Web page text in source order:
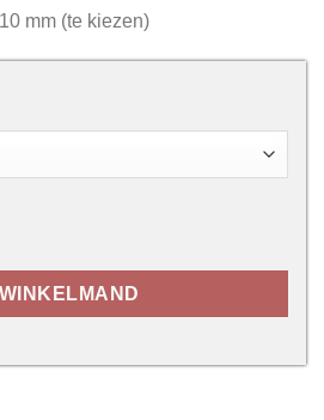
mm (te kiezen)
glazen deur - type 1 aantal
WINKELMAND